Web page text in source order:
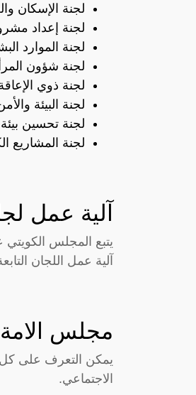
لجنة الإسكان
لجنة إعداد
لجنة الموارد
لجنة شؤون
لجنة ذوي
لجنة البيئة
لجنة تحسين
لجنة المشاريع
آلية عمل
يتبع المجلس الكويتي
آلية عمل اللجان
مجلس الامة
يمكن التعرف على كل
الاجتماعي.